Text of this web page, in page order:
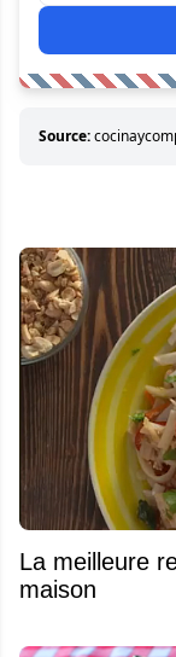
Source:
La meilleure
maison